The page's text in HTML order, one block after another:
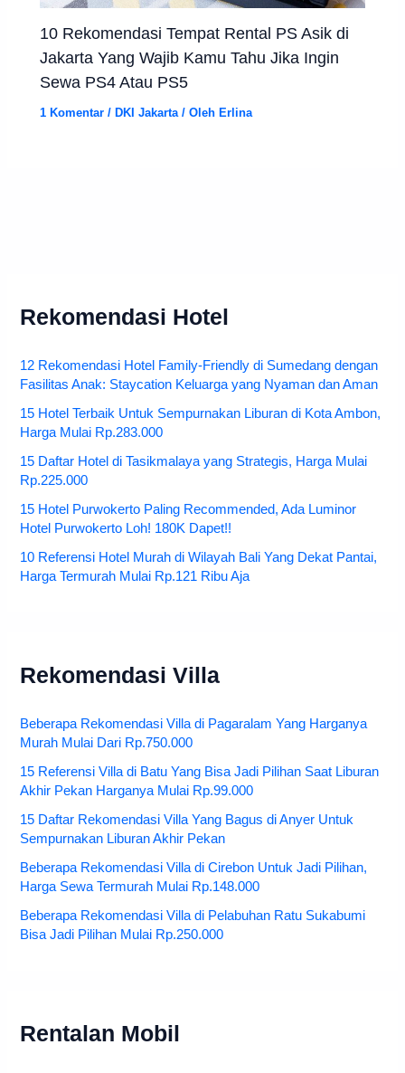
10 Rekomendasi Tempat Rental PS Asik di
Jakarta Yang Wajib Kamu Tahu Jika Ingin
Sewa PS4 Atau PS5
1 Komentar / DKI Jakarta/ Oleh Erlina
Rekomendasi Hotel
12 Rekomendasi Hotel Family-Friendly di Sumedang dengan
Fasilitas Anak: Staycation Keluarga yang Nyaman dan Aman
15 Hotel Terbaik Untuk Sempurnakan Liburan di Kota Ambon,
Harga Mulai Rp.283.000
15 Daftar Hotel di Tasikmalaya yang Strategis, Harga Mulai
Rp.225.000
15 Hotel Purwokerto Paling Recommended, Ada Luminor
Hotel Purwokerto Loh! 180K Dapet!!
10 Referensi Hotel Murah di Wilayah Bali Yang Dekat Pantai,
Harga Termurah Mulai Rp.121 Ribu Aja
Rekomendasi Villa
Beberapa Rekomendasi Villa di Pagaralam Yang Harganya
Murah Mulai Dari Rp.750.000
15 Referensi Villa di Batu Yang Bisa Jadi Pilihan Saat Liburan
Akhir Pekan Harganya Mulai Rp.99.000
15 Daftar Rekomendasi Villa Yang Bagus di Anyer Untuk
Sempurnakan Liburan Akhir Pekan
Beberapa Rekomendasi Villa di Cirebon Untuk Jadi Pilihan,
Harga Sewa Termurah Mulai Rp.148.000
Beberapa Rekomendasi Villa di Pelabuhan Ratu Sukabumi
Bisa Jadi Pilihan Mulai Rp.250.000
Rentalan Mobil